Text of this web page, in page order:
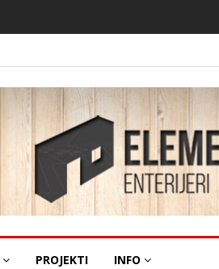
PROJEKTI INFO